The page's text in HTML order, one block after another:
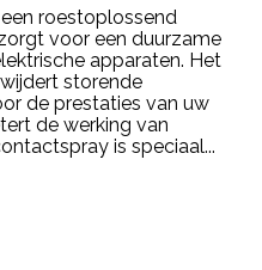
roestoplossend
voor een duurzame
apparaten. Het
storende
de prestaties van uw
de werking van
is speciaal...